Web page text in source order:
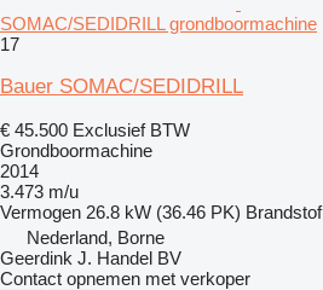
SOMAC/SEDIDRILL grondboormachine
17
Bauer SOMAC/SEDIDRILL
€ 45.500 Exclusief BTW
Grondboormachine
2014
3.473 m/u
Vermogen 26.8 kW (36.46 PK) Brandstof
Nederland, Borne
Geerdink J. Handel BV
Contact opnemen met verkoper